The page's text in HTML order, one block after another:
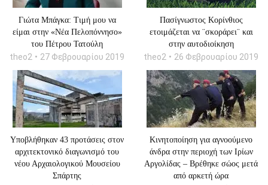
Γιώτα Μπάγκα: Tιμή μου να
είμαι στην «Νέα Πελοπόννησο»
του Πέτρου Τατούλη
theo2 27 Φεβρουαρίου 2019
Πασίγνωστος Κορίνθιος
ετοιμάζεται να ¨σκοράρει¨ και
στην αυτοδιοίκηση
theo2 26 Φεβρουαρίου 2019
Υποβλήθηκαν 43 προτάσεις στον
αρχιτεκτονικό διαγωνισμό του
νέου Αρχαιολογικού Μουσείου
Σπάρτης
Κινητοποίηση για αγνοούμενο
άνδρα στην περιοχή των Ιρίων
Αργολίδας – Βρέθηκε σώος μετά
από αρκετή ώρα